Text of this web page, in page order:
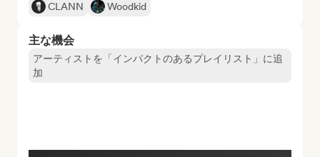
CLANN
Woodkid
主な機会
アーティストを「インパクトのあるプレイリスト」に追
加